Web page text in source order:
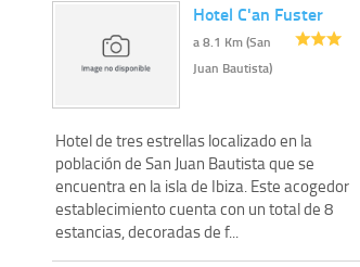
Hotel C'an Fuster
a 8.1 Km (San
Juan Bautista)
Hotel de tres estrellas localizado en la
población de San Juan Bautista que se
encuentra en la isla de Ibiza. Este acogedor
establecimiento cuenta con un total de 8
estancias, decoradas de f...